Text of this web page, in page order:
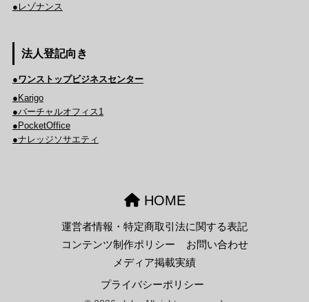
●レゾナンス
法人登記向き
●ワンストップビジネスセンター
●Karigo
●バーチャルオフィス1
●PocketOffice
●ナレッジソサエティ
HOME
運営者情報・特定商取引法に関する表記
コンテンツ制作ポリシー
お問い合わせ
メディア掲載実績
プライバシーポリシー